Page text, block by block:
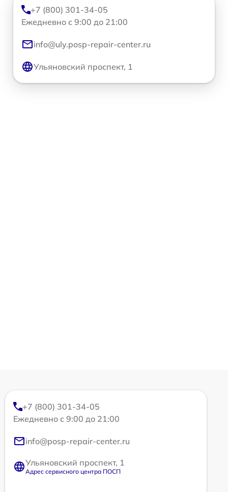
+7 (800) 301-34-05
Ежедневно с 9:00 до 21:00
info@uly.posp-repair-center.ru
Ульяновский проспект, 1
+7 (800) 301-34-05
Ежедневно с 9:00 до 21:00
info@posp-repair-center.ru
Ульяновский проспект, 1
Адрес сервисного центра ПОСП